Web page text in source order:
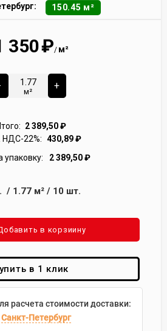
150.45 м²
350₽/ м²
м²
+
2 389,50₽
НДС-22%: 430,89₽
упаковку:
2 389,50₽
/ 1.77 м² / 10 шт.
в корзиину
в 1 клик
расчета стоимости доставки:
Санкт-Петербург